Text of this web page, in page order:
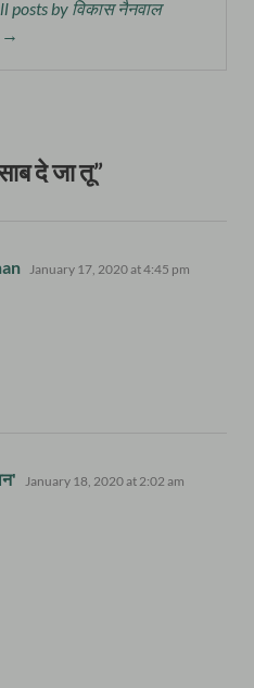
posts by विकास नैनवाल
→
दे जा तू”
says:
January 17, 2020 at 4:45 pm
says:
January 18, 2020 at 2:02 am